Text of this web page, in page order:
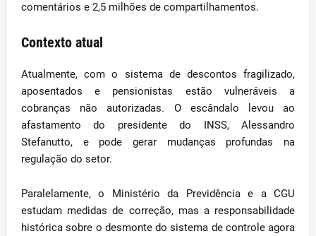
comentários e 2,5 milhões de compartilhamentos.
Contexto atual
Atualmente, com o sistema de descontos fragilizado,
aposentados e pensionistas estão vulneráveis a
cobranças não autorizadas. O escândalo levou ao
afastamento do presidente do INSS, Alessandro
Stefanutto, e pode gerar mudanças profundas na
regulação do setor.
Paralelamente, o Ministério da Previdência e a CGU
estudam medidas de correção, mas a responsabilidade
histórica sobre o desmonte do sistema de controle agora